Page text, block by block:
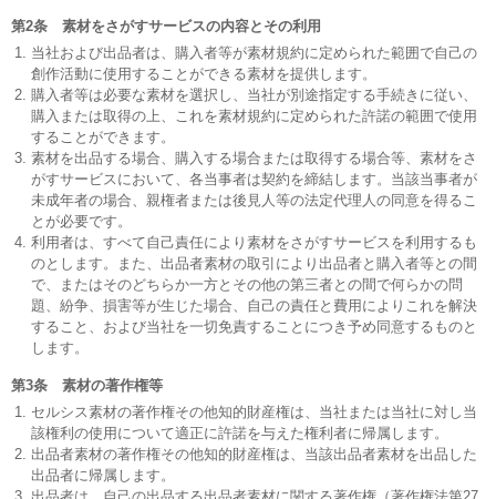
第2条 素材をさがすサービスの内容とその利用
当社および出品者は、購入者等が素材規約に定められた範囲で自己の
創作活動に使用することができる素材を提供します。
購入者等は必要な素材を選択し、当社が別途指定する手続きに従い、
購入または取得の上、これを素材規約に定められた許諾の範囲で使用
することができます。
素材を出品する場合、購入する場合または取得する場合等、素材をさ
がすサービスにおいて、各当事者は契約を締結します。当該当事者が
未成年者の場合、親権者または後見人等の法定代理人の同意を得るこ
とが必要です。
利用者は、すべて自己責任により素材をさがすサービスを利用するも
のとします。また、出品者素材の取引により出品者と購入者等との間
で、またはそのどちらか一方とその他の第三者との間で何らかの問
題、紛争、損害等が生じた場合、自己の責任と費用によりこれを解決
すること、および当社を一切免責することにつき予め同意するものと
します。
第3条 素材の著作権等
セルシス素材の著作権その他知的財産権は、当社または当社に対し当
該権利の使用について適正に許諾を与えた権利者に帰属します。
出品者素材の著作権その他知的財産権は、当該出品者素材を出品した
出品者に帰属します。